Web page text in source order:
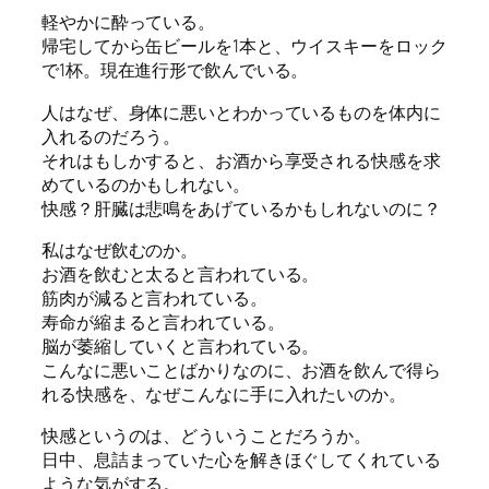
軽やかに酔っている。
帰宅してから缶ビールを1本と、ウイスキーをロック
で1杯。現在進行形で飲んでいる。
人はなぜ、身体に悪いとわかっているものを体内に
入れるのだろう。
それはもしかすると、お酒から享受される快感を求
めているのかもしれない。
快感？肝臓は悲鳴をあげているかもしれないのに？
私はなぜ飲むのか。
お酒を飲むと太ると言われている。
筋肉が減ると言われている。
寿命が縮まると言われている。
脳が萎縮していくと言われている。
こんなに悪いことばかりなのに、お酒を飲んで得ら
れる快感を、なぜこんなに手に入れたいのか。
快感というのは、どういうことだろうか。
日中、息詰まっていた心を解きほぐしてくれている
ような気がする。